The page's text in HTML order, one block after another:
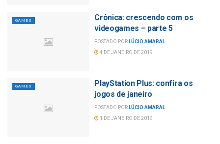
GAMES
Crônica: crescendo com os
videogames – parte 5
POSTADO POR LÚCIO AMARAL
4 DE JANEIRO DE 2019
GAMES
PlayStation Plus: confira os
jogos de janeiro
POSTADO POR LÚCIO AMARAL
1 DE JANEIRO DE 2019